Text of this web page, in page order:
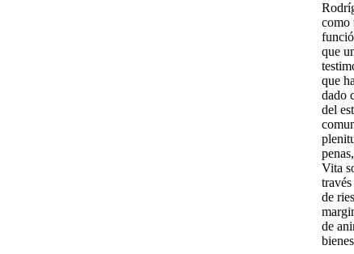
como
que
que
dado
del
Vita
de
de